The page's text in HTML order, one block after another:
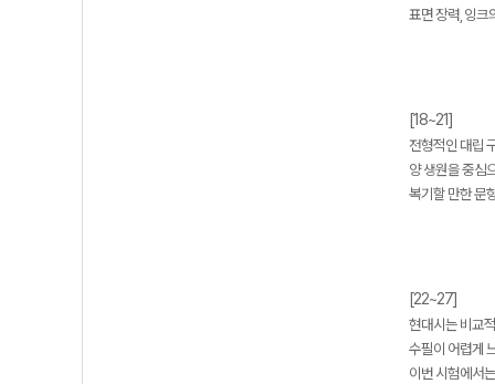
표면 장력, 잉크
[18~21]
전형적인 대립
양 생원을 중심
복기할 만한 문
[22~27]
현대시는 비교
수필이 어렵게
이번 시험에서